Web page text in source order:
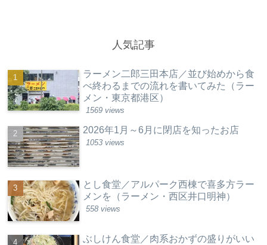
人気記事
ラーメン二郎三田本店／並び始めから食
べ終わるまでの流れを書いてみた（ラー
メン・東京都港区）
1569 views
2026年1月～6月に閉店を知ったお店
1053 views
とし食堂／アルパーク西棟で喜多方ラー
メンを（ラーメン・西区井口明神）
558 views
ぶしけん食堂／肉系おかずの盛りがいい